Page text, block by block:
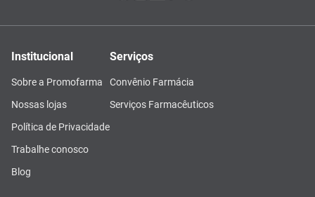
Institucional
Sobre a Promofarma
Nossas lojas
Política de Privacidade
Trabalhe conosco
Blog
Serviços
Convênio Farmácia
Serviços Farmacêuticos